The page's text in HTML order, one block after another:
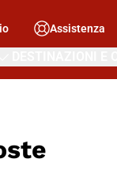
Assistenza